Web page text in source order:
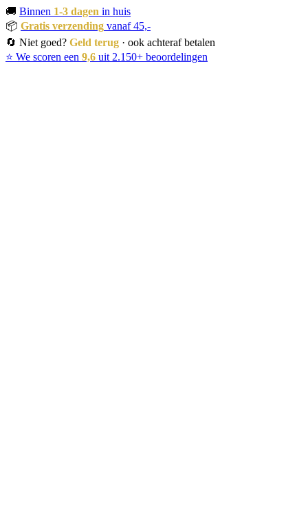
🚚 Binnen 1-3 dagen in huis
📦 Gratis verzending vanaf 45,-
🔄 Niet goed? Geld terug · ook achteraf betalen
⭐ We scoren een 9,6 uit 2.150+ beoordelingen